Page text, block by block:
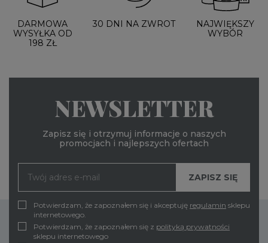
DARMOWA
WYSYŁKA OD
198 ZŁ
30 DNI NA ZWROT
NAJWIĘKSZY
WYBÓR
NEWSLETTER
Zapisz się i otrzymuj informacje o naszych
promocjach i najlepszych ofertach
Potwierdzam, że zapoznałem się i akceptuję regulamin sklepu
internetowego.
Potwierdzam, że zapoznałem się z polityką prywatności
sklepu internetowego